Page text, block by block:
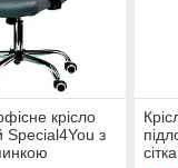
крісло
Special4You з